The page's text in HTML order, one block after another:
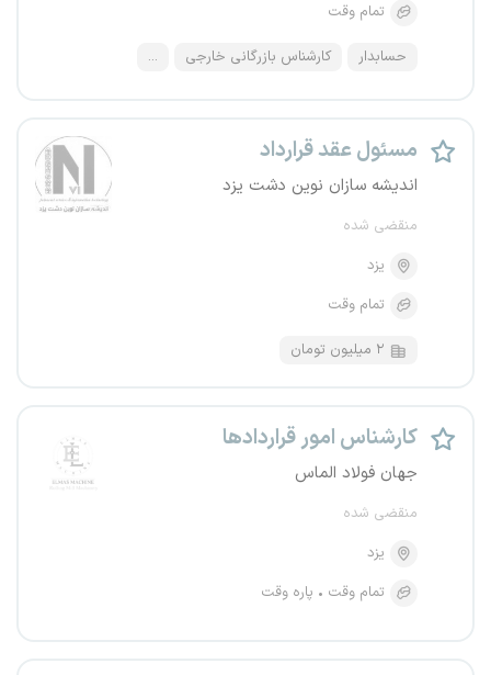
تمام وقت
حسابدار کارشناس بازرگانی خارجی ...
مسئول عقد قرارداد
اندیشه سازان نوین دشت یزد
منقضی شده
یزد
تمام وقت
۲ میلیون تومان
کارشناس امور قراردادها
جهان فولاد الماس
منقضی شده
یزد
تمام وقت
پاره وقت